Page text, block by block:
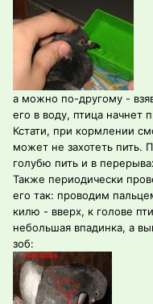
а можно по-другому -
его в воду, птица начнет
Кстати, при кормлении
может не захотеть пить.
голубю пить и в
Также периодически
его так: проводим
килю - вверх, к голове
небольшая впадинка, а
зоб: